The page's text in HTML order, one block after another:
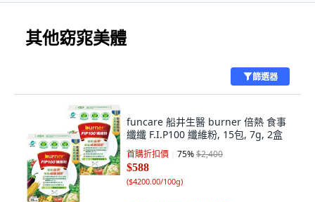
其他窈窕美體
篩選器
funcare 船井生醫 burner 倍熱 食事
纖纖 F.I.P100 纖維粉, 15包, 7g, 2盒
首購折扣價 75%$2,400
$588
($4200.00/100g)